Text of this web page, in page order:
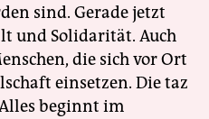
sind. Gerade jetzt
und Solidarität. Auch
die sich vor Ort
einsetzen. Die taz
beginnt im